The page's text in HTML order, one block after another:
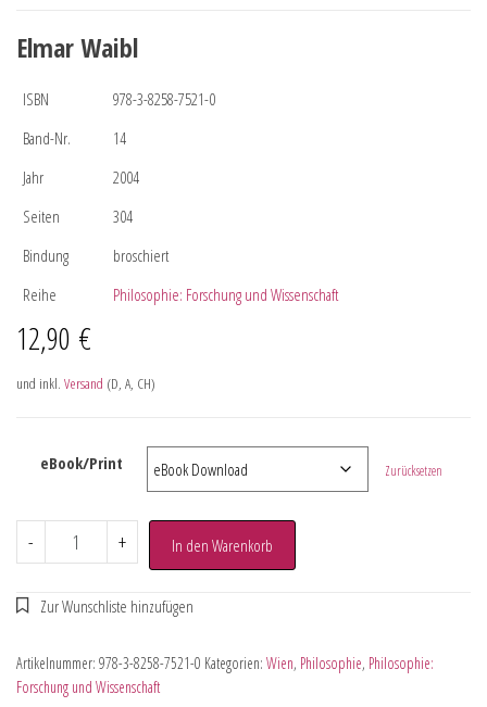
Elmar Waibl
ISBN
978-3-8258-7521-0
Band-Nr.
14
Jahr
2004
Seiten
304
Bindung
broschiert
Reihe
Philosophie: Forschung und Wissenschaft
12,90 €
und inkl. Versand (D, A, CH)
eBook/Print Zurücksetzen
- + In den Warenkorb
Artikelnummer: 978-3-8258-7521-0 Kategorien: Wien, Philosophie, Philosophie:
Forschung und Wissenschaft